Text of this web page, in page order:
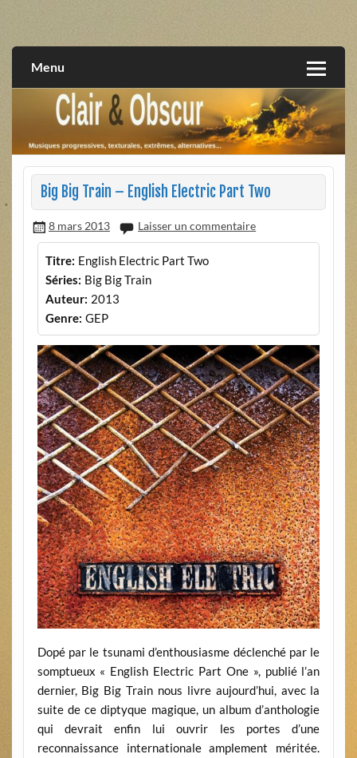
extrêmes, alternatives, texturales
Menu
Big Big Train – English Electric Part Two
8 mars 2013 Laisser un commentaire
Titre: English Electric Part Two
Séries: Big Big Train
Auteur: 2013
Genre: GEP
Dopé par le tsunami d’enthousiasme déclenché par le
somptueux « English Electric Part One », publié l’an
dernier, Big Big Train nous livre aujourd’hui, avec la
suite de ce diptyque magique, un album d’anthologie
qui devrait enfin lui ouvrir les portes d’une
reconnaissance internationale amplement méritée.